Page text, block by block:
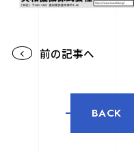
前の記事へ
BACK